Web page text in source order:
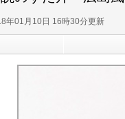
年01月10日 16時30分更新